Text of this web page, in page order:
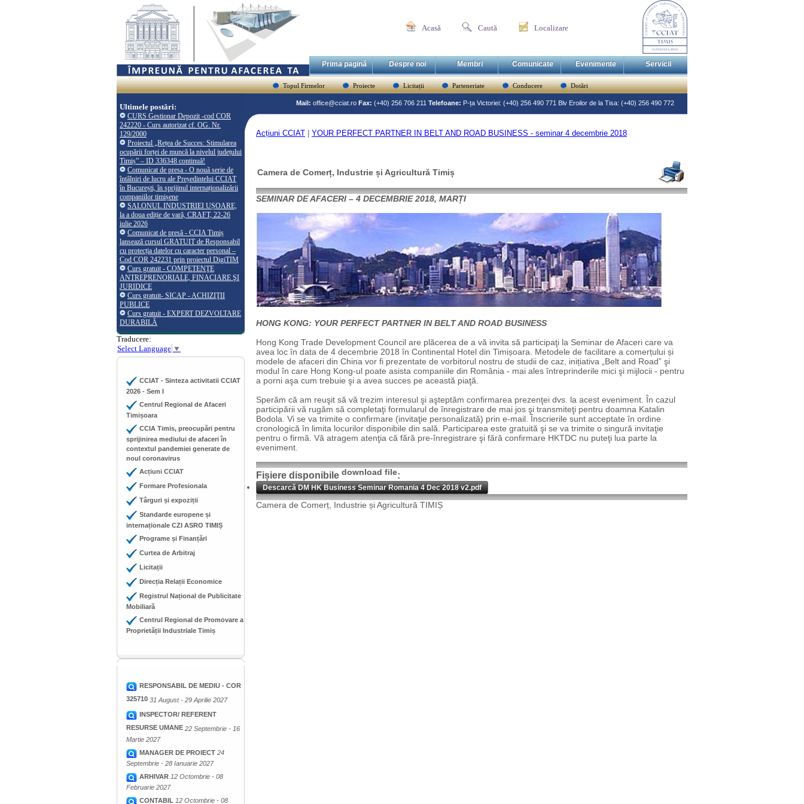
Acasă Caută Localizare
Prima pagină Despre noi Membri Comunicate Evenimente Servicii
Topul Firmelor Proiecte Licitații Parteneriate Conducere Dotări
Ultimele postări:
CURS Gestionar Depozit -cod COR
242220 - Curs autorizat cf. OG. Nr.
129/2000
Proiectul „Rețea de Succes: Stimularea
ocupării forței de muncă la nivelul județului
Timiș” – ID 336348 continuă!
Comunicat de presa - O nouă serie de
întâlniri de lucru ale Președintelui CCIAT
în București, în sprijinul internaționalizării
companiilor timișene
SALONUL INDUSTRIEI UȘOARE,
la a doua ediție de vară, CRAFT, 22-26
iulie 2026
Comunicat de presă - CCIA Timiș
lansează cursul GRATUIT de Responsabil
cu protecția datelor cu caracter personal –
Cod COR 242231 prin proiectul DigiTIM
Curs gratuit - COMPETENŢE
ANTREPRENORIALE, FINACIARE ŞI
JURIDICE
Curs gratuit- SICAP - ACHIZIŢII
PUBLICE
Curs gratuit - EXPERT DEZVOLTARE
DURABILĂ
Traducere:
Select Language ▼
CCIAT - Sinteza activitatii CCIAT
2026 - Sem I
Centrul Regional de Afaceri
Timișoara
CCIA Timis, preocupări pentru
sprijinirea mediului de afaceri în
contextul pandemiei generate de
noul coronavirus
Acțiuni CCIAT
Formare Profesionala
Târguri și expoziții
Standarde europene și
internaționale CZI ASRO TIMIȘ
Programe și Finanțări
Curtea de Arbitraj
Licitații
Direcția Relații Economice
Registrul Național de Publicitate
Mobiliară
Centrul Regional de Promovare a
Proprietății Industriale Timiș
RESPONSABIL DE MEDIU - COR
325710 31 August - 29 Aprilie 2027
INSPECTOR/ REFERENT
RESURSE UMANE 22 Septembrie - 16
Martie 2027
MANAGER DE PROIECT 24
Septembrie - 28 Ianuarie 2027
ARHIVAR 12 Octombrie - 08
Februarie 2027
CONTABIL 12 Octombrie - 08
Mail: office@cciat.ro Fax: (+40) 256 706 211 Telefoane: P-ța Victoriei: (+40) 256 490 771 Blv Eroilor de la Tisa: (+40) 256 490 772
Acțiuni CCIAT YOUR PERFECT PARTNER IN BELT AND ROAD BUSINESS - seminar 4 decembrie 2018
Camera de Comerț, Industrie și Agricultură Timiș
SEMINAR DE AFACERI – 4 DECEMBRIE 2018, MARȚI
HONG KONG: YOUR PERFECT PARTNER IN BELT AND ROAD BUSINESS
Hong Kong Trade Development Council are plăcerea de a vă invita să participaţi la Seminar de Afaceri care va
avea loc în data de 4 decembrie 2018 în Continental Hotel din Timișoara. Metodele de facilitare a comerțului și
modele de afaceri din China vor fi prezentate de vorbitorul nostru de studii de caz, inițiativa „Belt and Road” şi
modul în care Hong Kong-ul poate asista companiile din România - mai ales întreprinderile mici şi mijlocii - pentru
a porni aşa cum trebuie şi a avea succes pe această piaţă.
Sperăm că am reuşit să vă trezim interesul şi aşteptăm confirmarea prezenţei dvs. la acest eveniment. În cazul
participării vă rugăm să completaţi formularul de înregistrare de mai jos şi transmiteţi pentru doamna Katalin
Bodola. Vi se va trimite o confirmare (invitaţie personalizată) prin e-mail. Înscrierile sunt acceptate în ordine
cronologică în limita locurilor disponibile din sală. Participarea este gratuită şi se va trimite o singură invitaţie
pentru o firmă. Vă atragem atenţia că fără pre-înregistrare şi fără confirmare HKTDC nu puteţi lua parte la
eveniment.
Fișiere disponibile download file:
Descarcă DM HK Business Seminar Romania 4 Dec 2018 v2.pdf
Camera de Comerț, Industrie și Agricultură TIMIȘ